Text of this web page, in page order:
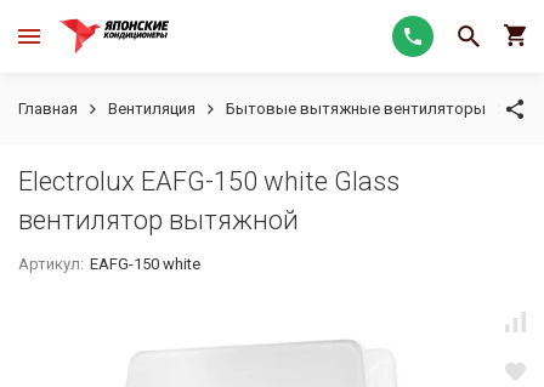
Главная Вентиляция Бытовые вытяжные вентиляторы
Electrolux EAFG-150 white Glass
вентилятор вытяжной
Артикул: EAFG-150 white